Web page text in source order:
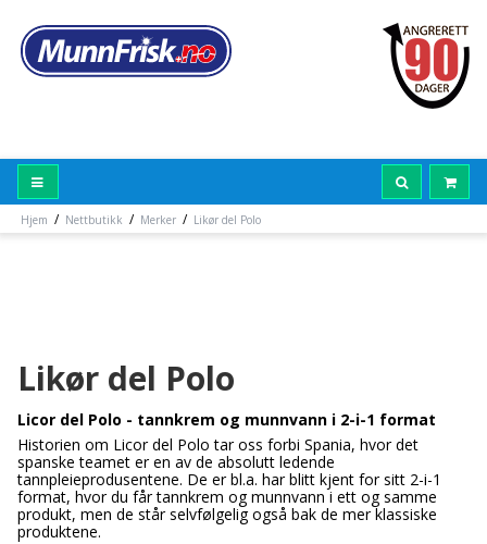
Hjem / Nettbutikk / Merker / Likør del Polo
Likør del Polo
Licor del Polo - tannkrem og munnvann i 2-i-1 format
Historien om Licor del Polo tar oss forbi Spania, hvor det
spanske teamet er en av de absolutt ledende
tannpleieprodusentene. De er bl.a. har blitt kjent for sitt 2-i-1
format, hvor du får tannkrem og munnvann i ett og samme
produkt, men de står selvfølgelig også bak de mer klassiske
produktene.